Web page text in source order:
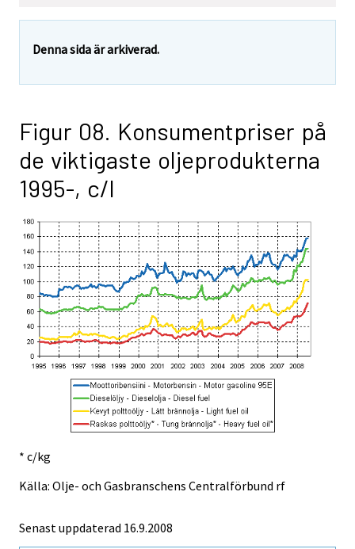
Denna sida är arkiverad.
Figur 08. Konsumentpriser på
de viktigaste oljeprodukterna
1995-, c/l
* c/kg
Källa: Olje- och Gasbranschens Centralförbund rf
Senast uppdaterad 16.9.2008